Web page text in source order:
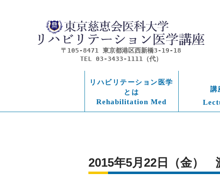
〒105-8471 東京都港区西新橋3-19-18
TEL 03-3433-1111（代）
リハビリテーション医学
とは
Rehabilitation Med
講
2015年5月22日（金）